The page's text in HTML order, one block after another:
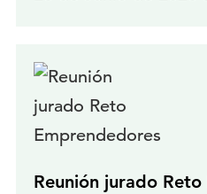
Reunión jurado